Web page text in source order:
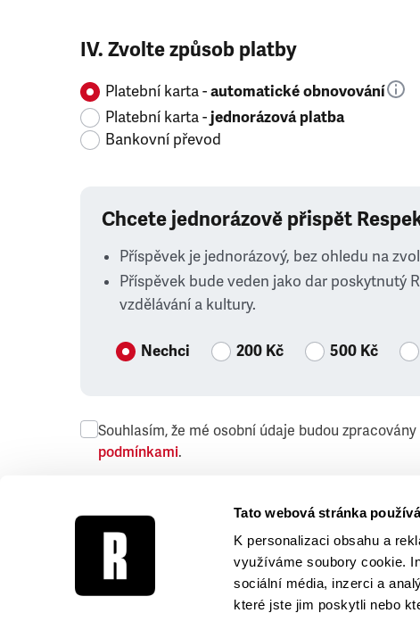
Tato webová stránka
K personalizaci obsahu a
využíváme soubory cookie.
sociální média, inzerci a
které jste jim poskytli nebo
IV. Zvolte způsob platby
Platební karta -automatické obnovování
Platební karta -jednorázová platba
Bankovní převod
Chcete jednorázově přispět
Příspěvek je jednorázový, bez ohledu na
Příspěvek bude veden jako dar poskytnutý
vzdělávání a kultury.
Nechci 200 Kč 500 Kč
Souhlasím, že mé osobní údaje budou zpracovány
podmínkami.